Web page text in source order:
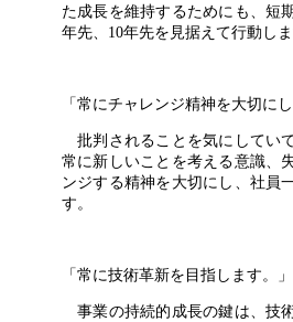
た成長を維持するためにも、短
年先、10年先を見据えて行動しま
「常にチャレンジ精神を大切にし
批判されることを気にしてい
常に新しいことを考える意識、
ンジする精神を大切にし、社員
す。
「常に技術革新を目指します。」
事業の持続的成長の鍵は、技